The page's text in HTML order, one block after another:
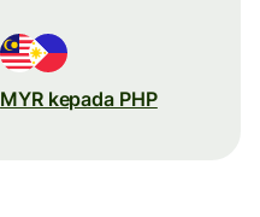
MYR kepada PHP